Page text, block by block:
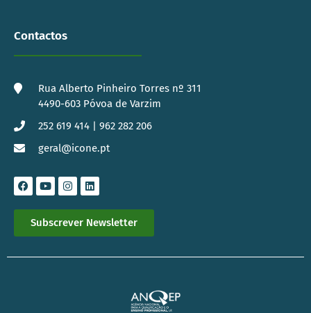
Contactos
Rua Alberto Pinheiro Torres nº 311
4490-603 Póvoa de Varzim
252 619 414 | 962 282 206
geral@icone.pt
Subscrever Newsletter